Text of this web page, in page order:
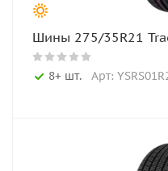
Шины 275/35R21
8+ шт. Арт: